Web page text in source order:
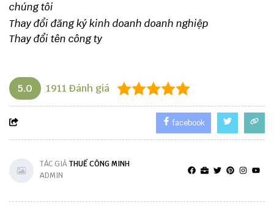
chúng tôi
Thay đổi đăng ký kinh doanh doanh nghiệp
Thay đổi tên công ty
5.0 1911 Đánh giá
facebook
TÁC GIẢTHUẾ CÔNG MINH
ADMIN